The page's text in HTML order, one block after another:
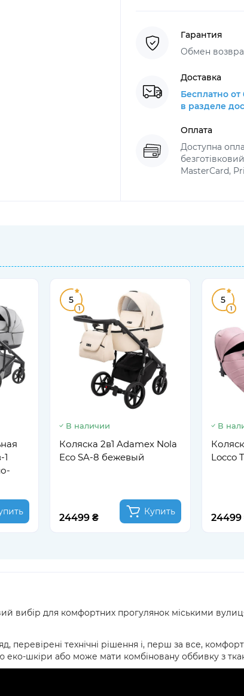
Гарантия
Обмен
Доставка
Бесплатно
в разделе
Оплата
Доступна
MasterCard,
1
5
1
В наличии
Коляска 2в1 Adamex Nola
Eco SA-8 бежевый
24499 ₴
Купить
5
1
В
Locco
24499
вибір для комфортних прогулянок міськими
перевірені технічні рішення і, перш за все,
шкіри або може мати комбіновану оббивку з